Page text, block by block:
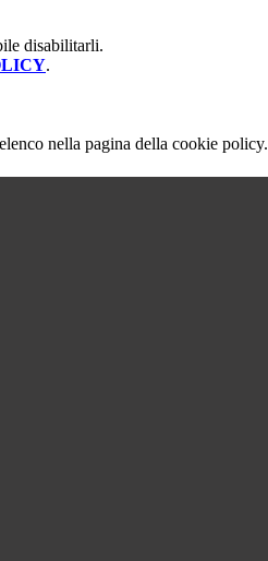
disabilitarli.
.
nella pagina della cookie policy.